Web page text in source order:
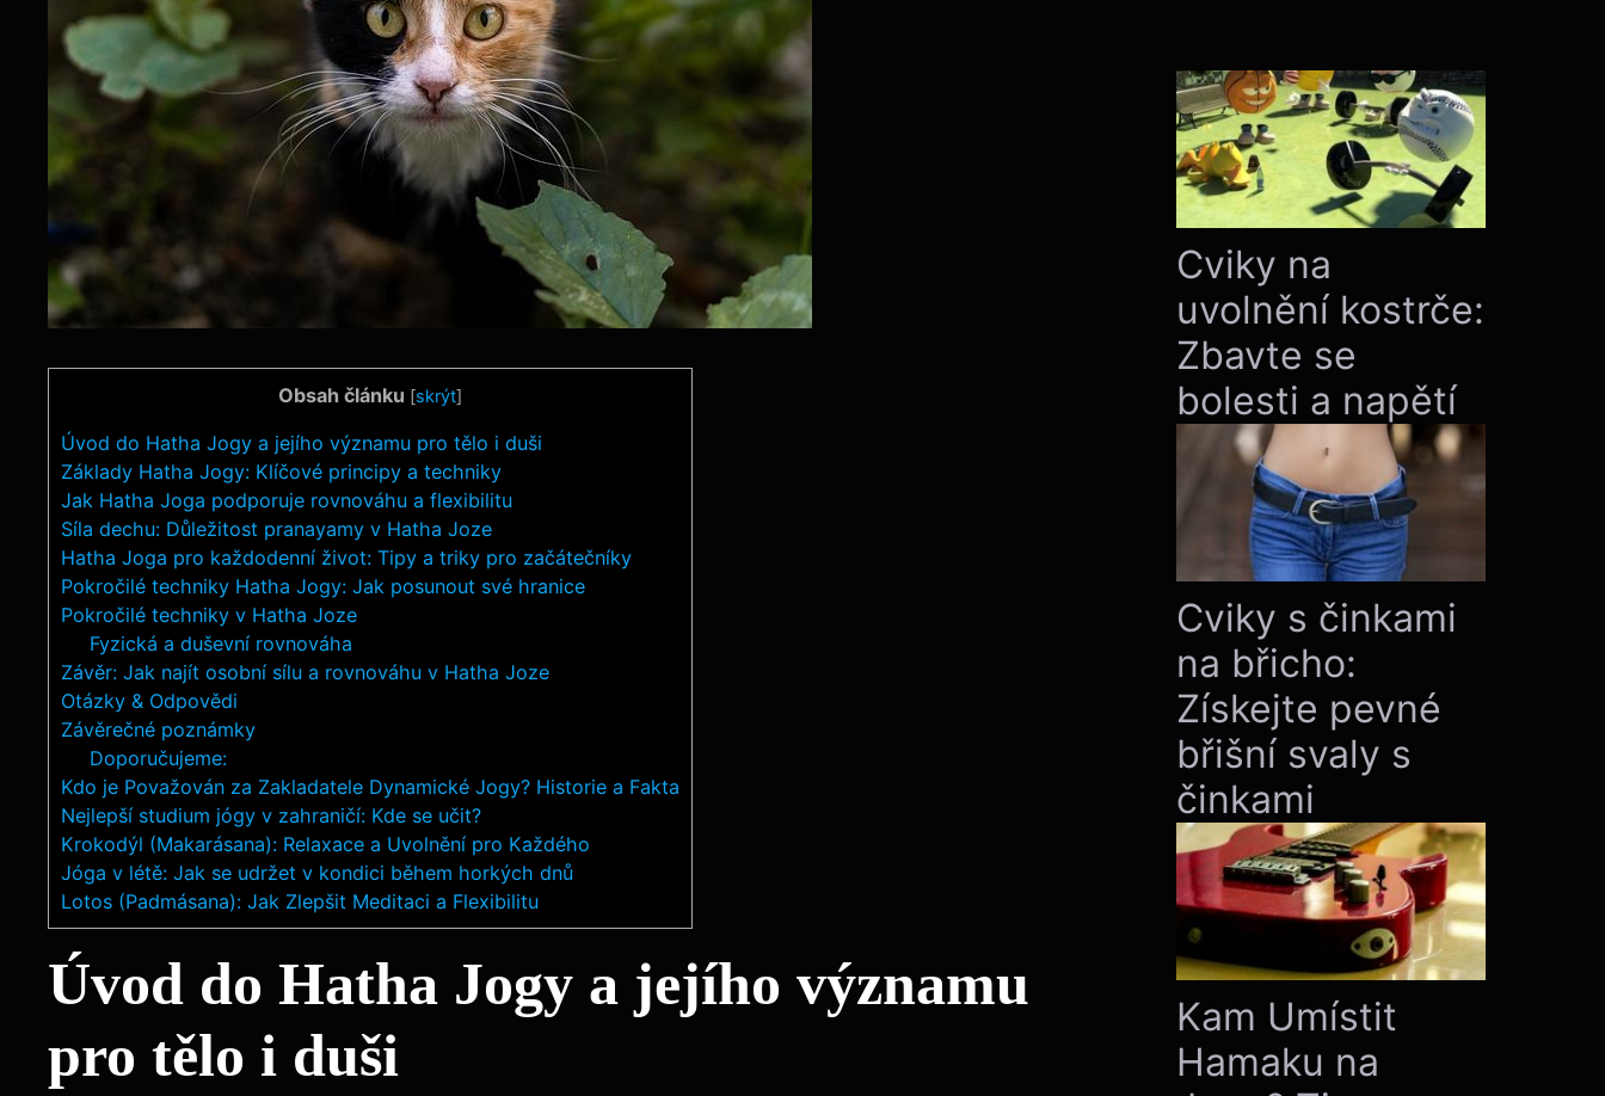
Obsah článku [skrýt]
Úvod do Hatha Jogy a jejího významu pro tělo i duši
Základy Hatha Jogy: Klíčové principy a techniky
Jak Hatha Joga podporuje rovnováhu a flexibilitu
Síla dechu: Důležitost pranayamy v Hatha Joze
Hatha Joga pro každodenní život: Tipy a triky pro začátečníky
Pokročilé techniky Hatha Jogy: Jak posunout své hranice
Pokročilé techniky v Hatha Joze
Fyzická a duševní rovnováha
Závěr: Jak najít osobní sílu a rovnováhu v Hatha Joze
Otázky & Odpovědi
Závěrečné poznámky
Doporučujeme:
Kdo je Považován za Zakladatele Dynamické Jogy? Historie a Fakta
Nejlepší studium jógy v zahraničí: Kde se učit?
Krokodýl (Makarásana): Relaxace a Uvolnění pro Každého
Jóga v létě: Jak se udržet v kondici během horkých dnů
Lotos (Padmásana): Jak Zlepšit Meditaci a Flexibilitu
Úvod do Hatha Jogy a jejího významu
pro tělo i duši
Cviky na
uvolnění kostrče:
Zbavte se
bolesti a napětí
Cviky s činkami
na břicho:
Získejte pevné
břišní svaly s
činkami
Kam Umístit
Hamaku na